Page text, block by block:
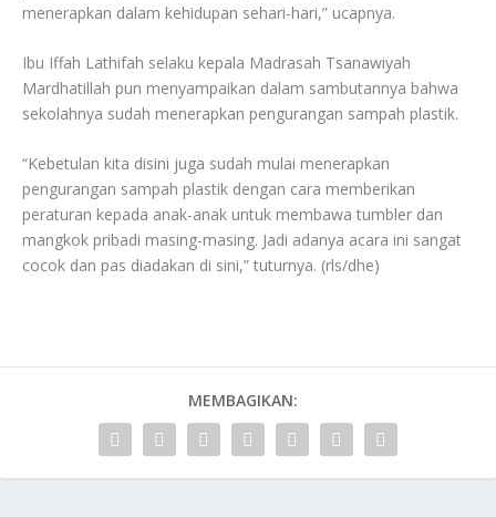
menerapkan dalam kehidupan sehari-hari,” ucapnya.
Ibu Iffah Lathifah selaku kepala Madrasah Tsanawiyah
Mardhatillah pun menyampaikan dalam sambutannya bahwa
sekolahnya sudah menerapkan pengurangan sampah plastik.
“Kebetulan kita disini juga sudah mulai menerapkan
pengurangan sampah plastik dengan cara memberikan
peraturan kepada anak-anak untuk membawa tumbler dan
mangkok pribadi masing-masing. Jadi adanya acara ini sangat
cocok dan pas diadakan di sini,” tuturnya. (rls/dhe)
MEMBAGIKAN: